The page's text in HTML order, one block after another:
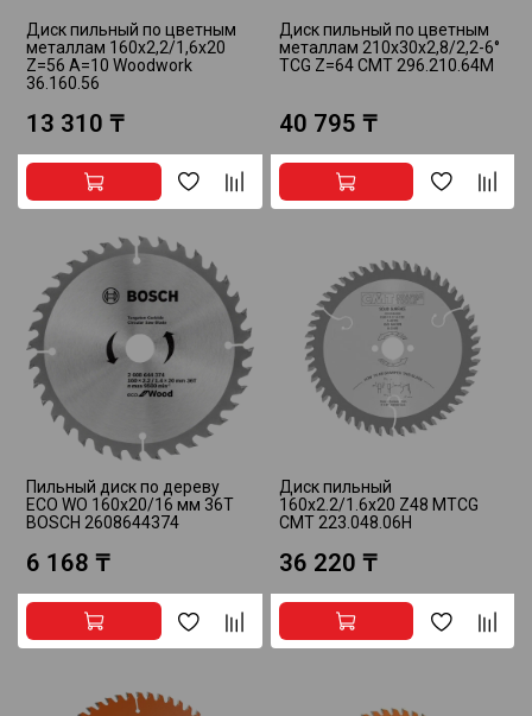
Диск пильный по цветным
металлам 160x2,2/1,6x20
Z=56 A=10 Woodwork
36.160.56
13 310 ₸
Диск пильный по цветным
металлам 210x30x2,8/2,2-6°
TCG Z=64 CMT 296.210.64M
40 795 ₸
Пильный диск по дереву
ECO WO 160х20/16 мм 36T
BOSCH 2608644374
6 168 ₸
Диск пильный
160x2.2/1.6x20 Z48 MTCG
CMT 223.048.06H
36 220 ₸